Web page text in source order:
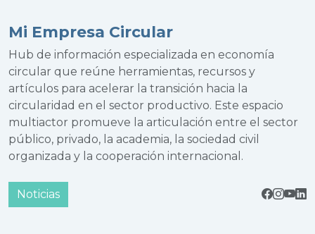
Mi Empresa Circular
Hub de información especializada en economía
circular que reúne herramientas, recursos y
artículos para acelerar la transición hacia la
circularidad en el sector productivo. Este espacio
multiactor promueve la articulación entre el sector
público, privado, la academia, la sociedad civil
organizada y la cooperación internacional.
Noticias